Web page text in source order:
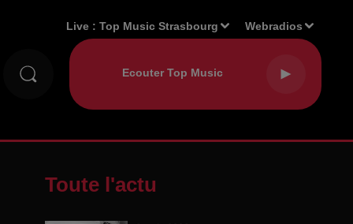
Live :Top Music Strasbourg Webradios
Toute l'actu